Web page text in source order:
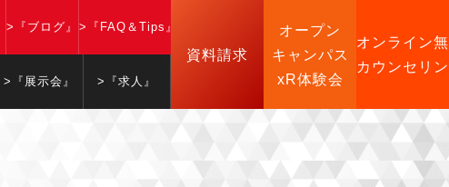
>『ブログ』 >『FAQ＆Tips』
>『展示会』 >『求人』
資料請求
オープン
キャンパス
xR体験会
オンライン
カウンセリ